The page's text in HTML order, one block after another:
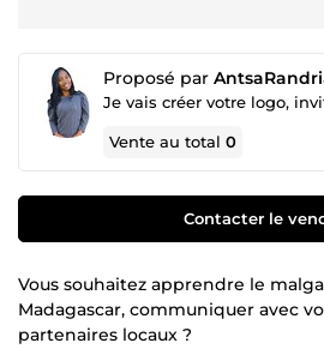
Proposé par
Vente au total0
Contacter le
Vous souhaitez apprendre le
Madagascar, communiquer avec
partenaires locaux ?